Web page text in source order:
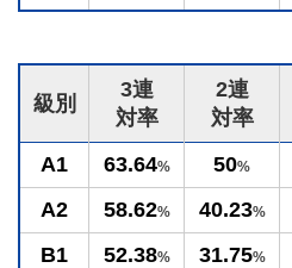
級別
3連
対率
2連
対率
A1 63.64% 50%
A2
58.62% 40.23%
B1
52.38% 31.75%